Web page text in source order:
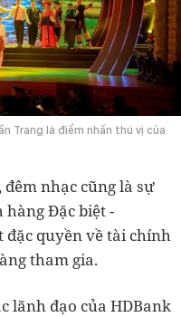
Trang là điểm nhấn thú vị của
đêm nhạc cũng là sự
Đặc biệt -
đặc quyền về tài chính
tham gia.
lãnh đạo của HDBank